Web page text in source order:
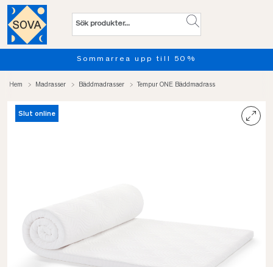
Sommarrea upp till 50%
Hem Madrasser Bäddmadrasser Tempur ONE Bäddmadrass
Slut online